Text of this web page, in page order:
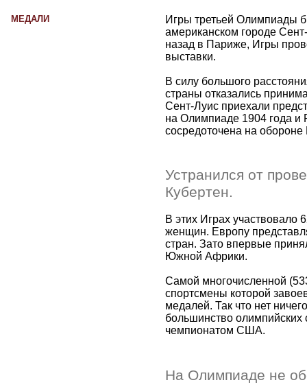
МЕДАЛИ
Игры третьей Олимпиады
американском городе
назад в Париже, Игры
выставки.
В силу большого
страны отказались
Сент-Луис приехали
на Олимпиаде 1904 года и
сосредоточена на
Устранился от
Кубертен.
В этих Играх участвовало
женщин. Европу
стран. Зато впервые
Южной Африки.
Самой многочисленной
спортсмены которой
медалей. Так что нет
большинство
чемпионатом США.
На Олимпиаде не